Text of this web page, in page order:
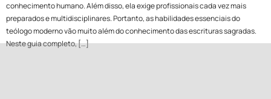
conhecimento humano. Além disso, ela exige profissionais cada vez mais
preparados e multidisciplinares. Portanto, as habilidades essenciais do
teólogo moderno vão muito além do conhecimento das escrituras sagradas.
Neste guia completo, […]